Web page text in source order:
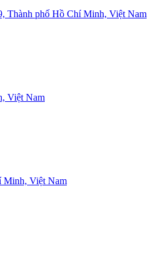
Thành phố Hồ Chí Minh, Việt Nam
Việt Nam
Minh, Việt Nam